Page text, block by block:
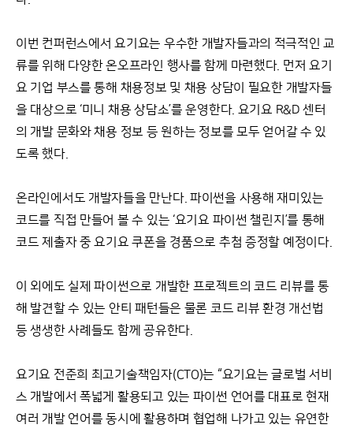
이번 컨퍼런스에서 요기요는 우수한 개발자들과의 적극적인 교
류를 위해 다양한 온오프라인 행사를 함께 마련했다. 먼저 요기
요 기업 부스를 통해 채용정보 및 채용 상담이 필요한 개발자들
을 대상으로 ‘미니 채용 상담소’를 운영한다. 요기요 R&D 센터
의 개발 문화와 채용 정보 등 원하는 정보를 모두 얻어갈 수 있
도록 했다.
온라인에서도 개발자들을 만난다. 파이썬을 사용해 재미있는
코드를 직접 만들어 볼 수 있는 ‘요기요 파이썬 챌린지’를 통해
코드 제출자 중 요기요 쿠폰을 경품으로 추첨 증정할 예정이다.
이 외에도 실제 파이썬으로 개발한 프로젝트의 코드 리뷰를 통
해 발견할 수 있는 안티 패턴들은 물론 코드 리뷰 환경 개선법
등 생생한 사례들도 함께 공유한다.
요기요 전준희 최고기술책임자(CTO)는 “요기요는 글로벌 서비
스 개발에서 폭넓게 활용되고 있는 파이썬 언어를 대표로 현재
여러 개발 언어를 동시에 활용하며 협업해 나가고 있는 유연한